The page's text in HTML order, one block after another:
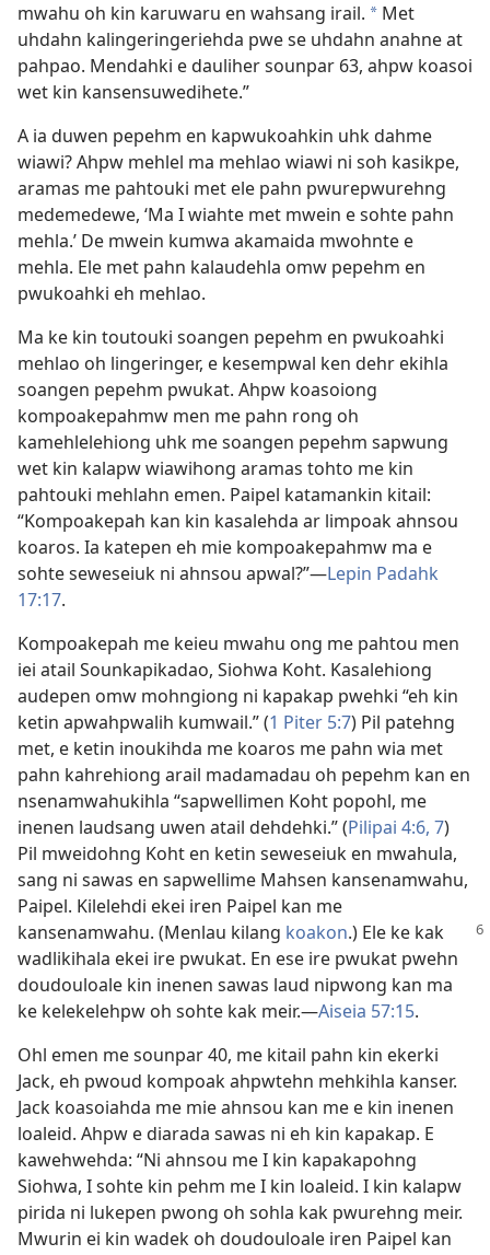
mwahu oh kin karuwaru en wahsang irail. a Met
uhdahn kalingeringeriehda pwe se uhdahn anahne at
pahpao. Mendahki e dauliher sounpar 63, ahpw koasoi
wet kin kansensuwedihete.”
A ia duwen pepehm en kapwukoahkin uhk dahme
wiawi? Ahpw mehlel ma mehlao wiawi ni soh kasikpe,
aramas me pahtouki met ele pahn pwurepwurehng
medemedewe, ‘Ma I wiahte met mwein e sohte pahn
mehla.’ De mwein kumwa akamaida mwohnte e
mehla. Ele met pahn kalaudehla omw pepehm en
pwukoahki eh mehlao.
Ma ke kin toutouki soangen pepehm en pwukoahki
mehlao oh lingeringer, e kesempwal ken dehr ekihla
soangen pepehm pwukat. Ahpw koasoiong
kompoakepahmw men me pahn rong oh
kamehlelehiong uhk me soangen pepehm sapwung
wet kin kalapw wiawihong aramas tohto me kin
pahtouki mehlahn emen. Paipel katamankin kitail:
“Kompoakepah kan kin kasalehda ar limpoak ahnsou
koaros. Ia katepen eh mie kompoakepahmw ma e
sohte seweseiuk ni ahnsou apwal?”​—Lepin Padahk
17:17.
Kompoakepah me keieu mwahu ong me pahtou men
iei atail Sounkapikadao, Siohwa Koht. Kasalehiong
audepen omw mohngiong ni kapakap pwehki “eh kin
ketin apwahpwalih kumwail.” (1 Piter 5:7) Pil patehng
met, e ketin inoukihda me koaros me pahn wia met
pahn kahrehiong arail madamadau oh pepehm kan en
nsenamwahukihla “sapwellimen Koht popohl, me
inenen laudsang uwen atail dehdehki.” (Pilipai 4:6, 7)
Pil mweidohng Koht en ketin seweseiuk en mwahula,
sang ni sawas en sapwellime Mahsen kansenamwahu,
Paipel. Kilelehdi ekei iren Paipel kan me
kansenamwahu. (Menlau kilang koakon.) Ele ke kak
wadlikihala ekei ire pwukat. En ese ire pwukat pwehn
doudouloale kin inenen sawas laud nipwong kan ma
ke kelekelehpw oh sohte kak meir.​—Aiseia 57:15.
Ohl emen me sounpar 40, me kitail pahn kin ekerki
Jack, eh pwoud kompoak ahpwtehn mehkihla kanser.
Jack koasoiahda me mie ahnsou kan me e kin inenen
loaleid. Ahpw e diarada sawas ni eh kin kapakap. E
kawehwehda: “Ni ahnsou me I kin kapakapohng
Siohwa, I sohte kin pehm me I kin loaleid. I kin kalapw
pirida ni lukepen pwong oh sohla kak pwurehng meir.
Mwurin ei kin wadek oh doudouloale iren Paipel kan